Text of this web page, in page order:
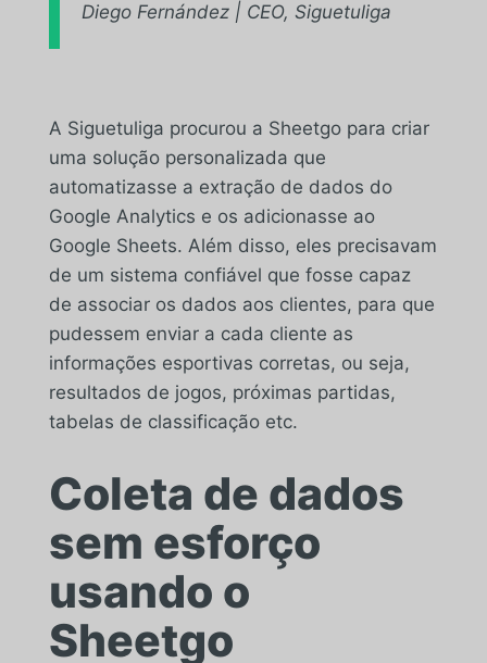
Diego Fernández | CEO, Siguetuliga
A Siguetuliga procurou a Sheetgo para criar
uma solução personalizada que
automatizasse a extração de dados do
Google Analytics e os adicionasse ao
Google Sheets. Além disso, eles precisavam
de um sistema confiável que fosse capaz
de associar os dados aos clientes, para que
pudessem enviar a cada cliente as
informações esportivas corretas, ou seja,
resultados de jogos, próximas partidas,
tabelas de classificação etc.
Coleta de dados
sem esforço
usando o
Sheetgo